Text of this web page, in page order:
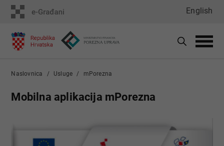
English
Naslovnica Usluge mPorezna
Mobilna aplikacija mPorezna​ ​